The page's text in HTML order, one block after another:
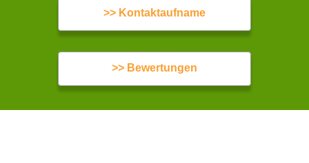
>> Kontaktaufname
>> Bewertungen